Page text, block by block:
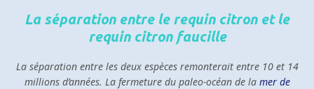
La séparation entre le requin citron et le
requin citron faucille
La séparation entre les deux espèces remonterait entre 10 et 14
millions d’années. La fermeture du paleo-océan de la mer de